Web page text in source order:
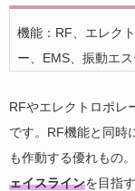
機能：RF、エレク
ー、EMS、振動エ
RFやエレクトロポレ
です。RF機能と同時
も作動する優れもの。
ェイスラインを目指